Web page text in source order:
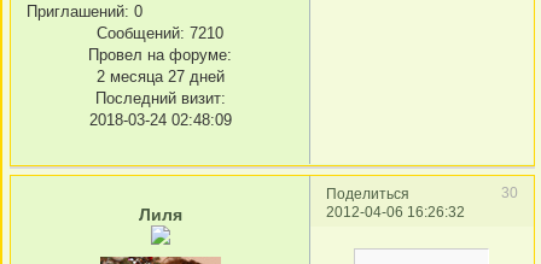
Приглашений: 0
Сообщений: 7210
Провел на форуме:
2 месяца 27 дней
Последний визит:
2018-03-24 02:48:09
Поделиться
30
2012-04-06 16:26:32
Лиля